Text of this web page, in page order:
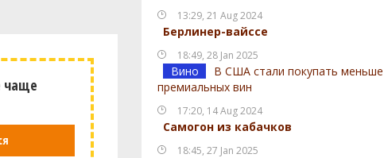
13:29, 21 Aug 2024
Берлинер-вайссе
18:49, 28 Jan 2025
Вино
В США стали покупать меньше
премиальных вин
17:20, 14 Aug 2024
Самогон из кабачков
18:45, 27 Jan 2025
чаще